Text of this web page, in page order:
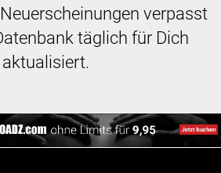
verpasst
täglich für Dich
aktualisiert.